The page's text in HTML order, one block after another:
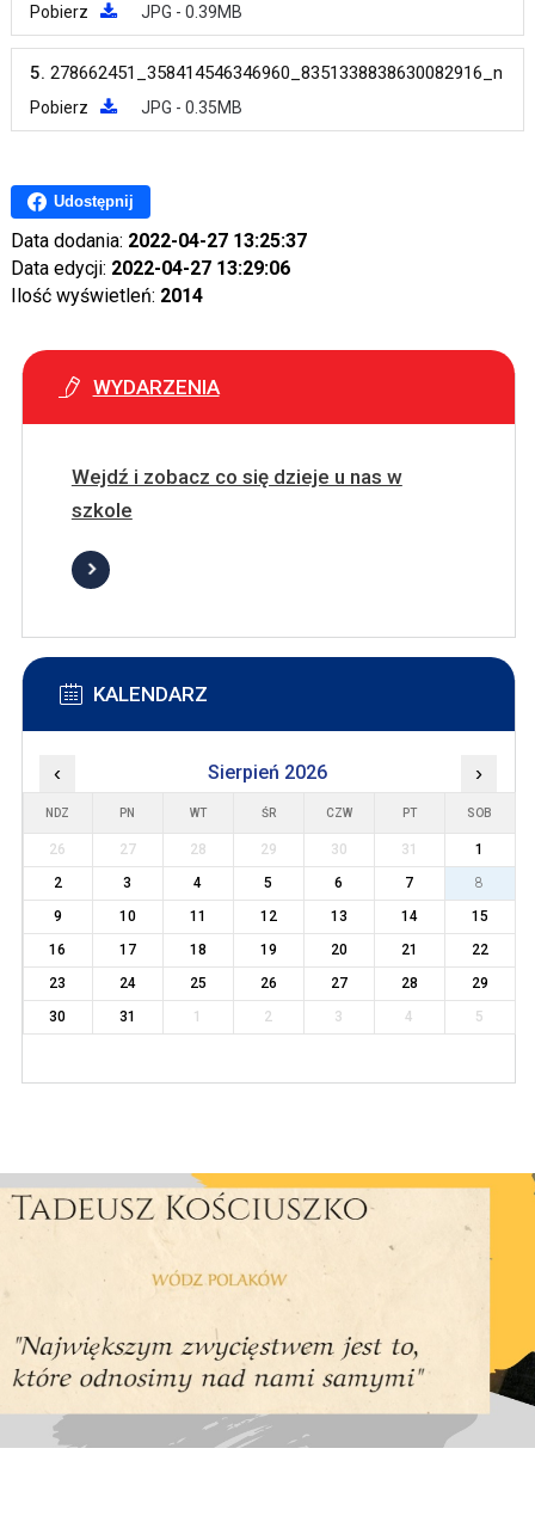
Pobierz JPG - 0.39MB
5. 278662451_358414546346960_8351338838630082916_n
Pobierz JPG - 0.35MB
Udostępnij
Data dodania: 2022-04-27 13:25:37
Data edycji: 2022-04-27 13:29:06
Ilość wyświetleń: 2014
WYDARZENIA
Wejdź i zobacz co się dzieje u nas w
szkole
KALENDARZ
‹ Sierpień 2026 ›
NDZ PN WT ŚR CZW PT SOB
26 27 28 29 30 31
1
2
3 4 5 6 7
8
9
10 11 12 13 14
15
16
17 18 19 20 21
22
23
24 25 26 27 28
29
30
31 1 2 3 4 5